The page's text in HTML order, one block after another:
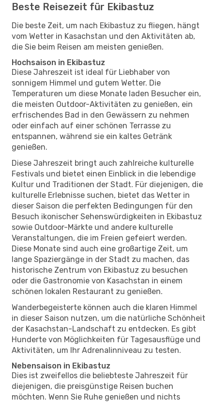
Beste Reisezeit für Ekibastuz
Die beste Zeit, um nach Ekibastuz zu fliegen, hängt
vom Wetter in Kasachstan und den Aktivitäten ab,
die Sie beim Reisen am meisten genießen.
Hochsaison in Ekibastuz
Diese Jahreszeit ist ideal für Liebhaber von
sonnigem Himmel und gutem Wetter. Die
Temperaturen um diese Monate laden Besucher ein,
die meisten Outdoor-Aktivitäten zu genießen, ein
erfrischendes Bad in den Gewässern zu nehmen
oder einfach auf einer schönen Terrasse zu
entspannen, während sie ein kaltes Getränk
genießen.
Diese Jahreszeit bringt auch zahlreiche kulturelle
Festivals und bietet einen Einblick in die lebendige
Kultur und Traditionen der Stadt. Für diejenigen, die
kulturelle Erlebnisse suchen, bietet das Wetter in
dieser Saison die perfekten Bedingungen für den
Besuch ikonischer Sehenswürdigkeiten in Ekibastuz
sowie Outdoor-Märkte und andere kulturelle
Veranstaltungen, die im Freien gefeiert werden.
Diese Monate sind auch eine großartige Zeit, um
lange Spaziergänge in der Stadt zu machen, das
historische Zentrum von Ekibastuz zu besuchen
oder die Gastronomie von Kasachstan in einem
schönen lokalen Restaurant zu genießen.
Wanderbegeisterte können auch die klaren Himmel
in dieser Saison nutzen, um die natürliche Schönheit
der Kasachstan-Landschaft zu entdecken. Es gibt
Hunderte von Möglichkeiten für Tagesausflüge und
Aktivitäten, um Ihr Adrenalinniveau zu testen.
Nebensaison in Ekibastuz
Dies ist zweifellos die beliebteste Jahreszeit für
diejenigen, die preisgünstige Reisen buchen
möchten. Wenn Sie Ruhe genießen und nichts